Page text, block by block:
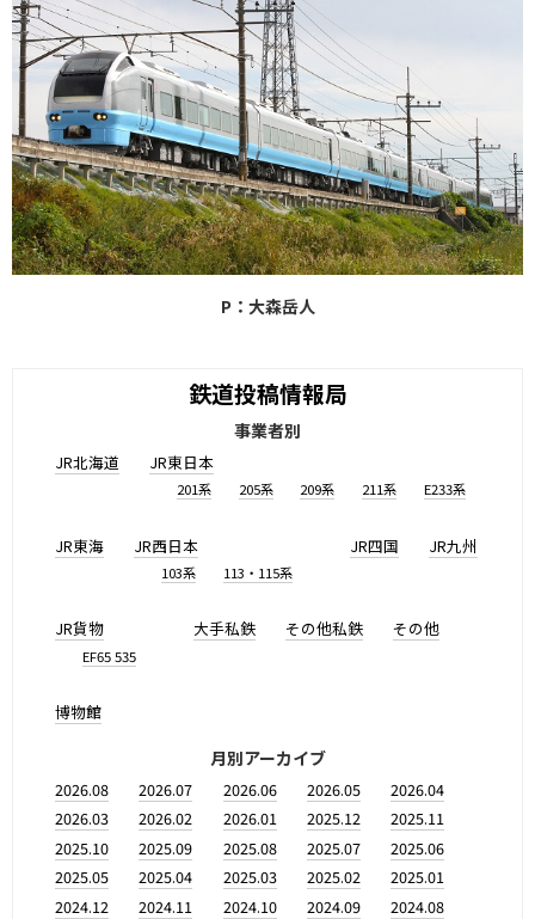
P：大森岳人
鉄道投稿情報局
事業者別
JR北海道 JR東日本
201系 205系 209系 211系 E233系
JR東海 JR西日本
103系 113・115系
JR四国 JR九州
JR貨物
EF65 535
大手私鉄 その他私鉄 その他
博物館
月別アーカイブ
2026.08 2026.07 2026.06 2026.05
2026.04
2026.03
2026.02 2026.01 2025.12
2025.11
2025.10
2025.09 2025.08 2025.07
2025.06
2025.05
2025.04 2025.03 2025.02
2025.01
2024.12
2024.11 2024.10 2024.09
2024.08